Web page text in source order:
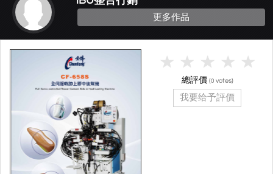
更多作品
總評價 (0 votes)
我要给予評價